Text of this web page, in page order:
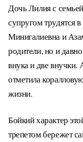
Дочь Лилия с
супругом трудятся
Минигалиевна и
родители, но и
внука и две
отметила
жизни.
Бойкий характер
трепетом бережет